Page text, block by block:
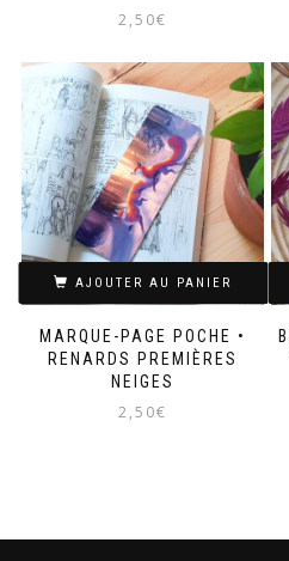
2,50€
MARQUE-PAGE POCHE •
RENARDS PREMIÈRES
NEIGES
2,50€
AJOUTER AU PANIER